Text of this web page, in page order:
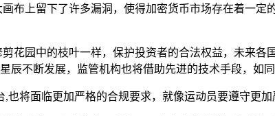
布上留下了许多漏洞，使得加密货币市场存在着一
花园中的枝叶一样，保护投资者的合法权益，未来
辰不断发展，监管机构也将借助先进的技术手段，如
,也将面临更加严格的合规要求，就像运动员要遵守更